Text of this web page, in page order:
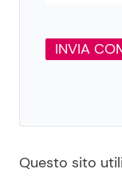
Questo sito